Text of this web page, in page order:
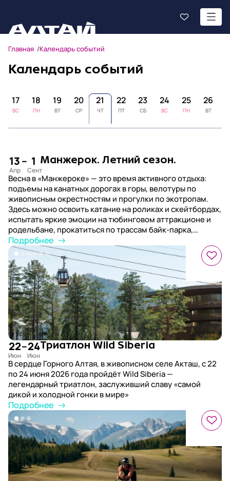
Главная Календарь событий
Календарь событий
17
ВС
18
ПН
19
ВТ
20
СР
21
ЧТ
22
ПТ
23
СБ
24
ВС
25
ПН
26
ВТ
13– 1 Манжерок. Летний сезон.
Весна в «Манжероке» — это время активного отдыха:
подъемы на канатных дорогах в горы, велотуры по
живописным окрестностям и прогулки по экотропам.
Здесь можно освоить катание на роликах и скейтбордах,
испытать яркие эмоции на тюбинговом аттракционе и
родельбане, прокатиться по трассам байк-парка,
попробовать полеты на парапланах и поездки на
квадроциклах, а также побывать на экскурсиях к самым
живописным уголкам региона и к цветущему
маральнику.
Подробнее
22–24Триатлон Wild Siberia
В сердце Горного Алтая, в живописном селе Акташ, с 22
по 24 июня 2026 года пройдёт Wild Siberia —
легендарный триатлон, заслуживший славу «самой
дикой и холодной гонки в мире»
Подробнее